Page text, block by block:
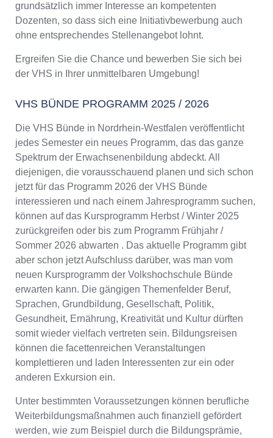
grundsätzlich immer Interesse an kompetenten
Dozenten, so dass sich eine Initiativbewerbung auch
ohne entsprechendes Stellenangebot lohnt.
Ergreifen Sie die Chance und bewerben Sie sich bei
der VHS in Ihrer unmittelbaren Umgebung!
VHS BÜNDE PROGRAMM 2025 / 2026
Die VHS Bünde in Nordrhein-Westfalen veröffentlicht
jedes Semester ein neues Programm, das das ganze
Spektrum der Erwachsenenbildung abdeckt. All
diejenigen, die vorausschauend planen und sich schon
jetzt für das Programm 2026 der VHS Bünde
interessieren und nach einem Jahresprogramm suchen,
können auf das Kursprogramm Herbst / Winter 2025
zurückgreifen oder bis zum Programm Frühjahr /
Sommer 2026 abwarten . Das aktuelle Programm gibt
aber schon jetzt Aufschluss darüber, was man vom
neuen Kursprogramm der Volkshochschule Bünde
erwarten kann. Die gängigen Themenfelder Beruf,
Sprachen, Grundbildung, Gesellschaft, Politik,
Gesundheit, Ernährung, Kreativität und Kultur dürften
somit wieder vielfach vertreten sein. Bildungsreisen
können die facettenreichen Veranstaltungen
komplettieren und laden Interessenten zur ein oder
anderen Exkursion ein.
Unter bestimmten Voraussetzungen können berufliche
Weiterbildungsmaßnahmen auch finanziell gefördert
werden, wie zum Beispiel durch die Bildungsprämie,